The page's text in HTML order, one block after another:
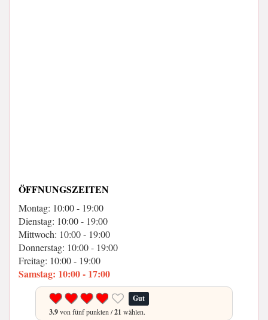
ÖFFNUNGSZEITEN
Montag: 10:00 - 19:00
Dienstag: 10:00 - 19:00
Mittwoch: 10:00 - 19:00
Donnerstag: 10:00 - 19:00
Freitag: 10:00 - 19:00
Samstag: 10:00 - 17:00
Gut
3.9von fünf punkten /21 wählen.